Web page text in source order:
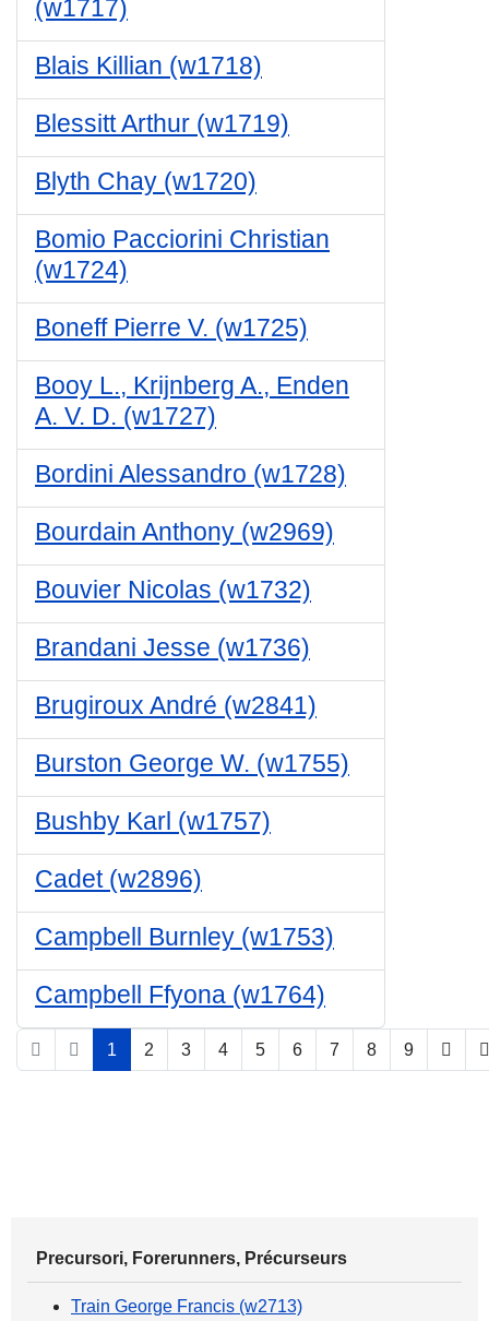
(w1717)
Blais Killian (w1718)
Blessitt Arthur (w1719)
Blyth Chay (w1720)
Bomio Pacciorini Christian
(w1724)
Boneff Pierre V. (w1725)
Booy L., Krijnberg A., Enden
A. V. D. (w1727)
Bordini Alessandro (w1728)
Bourdain Anthony (w2969)
Bouvier Nicolas (w1732)
Brandani Jesse (w1736)
Brugiroux André (w2841)
Burston George W. (w1755)
Bushby Karl (w1757)
Cadet (w2896)
Campbell Burnley (w1753)
Campbell Ffyona (w1764)
Page 1 sur 9
1 2 3 4 5 6 7 8 9
Precursori, Forerunners, Précurseurs
Train George Francis (w2713)